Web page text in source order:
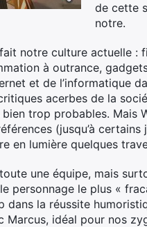
de cette
notre.
notre culture actuelle :
à outrance,
et de l’informatique
acerbes de la
bien trop probables. Mais
(jusqu’à
en lumière quelques
une équipe, mais
personnage le plus «
dans la réussite
Marcus, idéal pour nos